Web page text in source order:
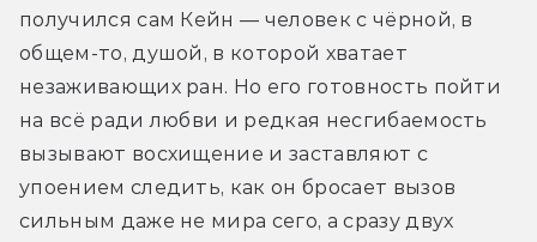
получился сам Кейн — человек с чёрной, в
общем-то, душой, в которой хватает
незаживающих ран. Но его готовность пойти
на всё ради любви и редкая несгибаемость
вызывают восхищение и заставляют с
упоением следить, как он бросает вызов
сильным даже не мира сего, а сразу двух